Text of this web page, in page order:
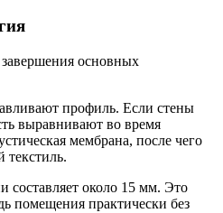
основных
профиль. Если стены
выравнивают во время
мембрана, после чего
текстиль.
составляет около 15 мм. Это
помещения практически без